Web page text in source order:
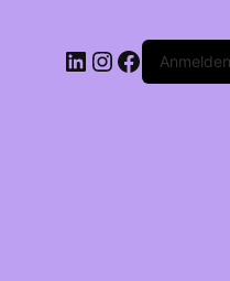
LinkedIn
Instagram
FacebookAnmelden